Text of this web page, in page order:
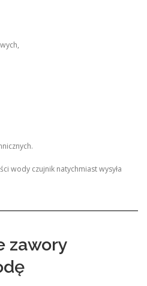
wody czujnik natychmiast wysyła
zawory